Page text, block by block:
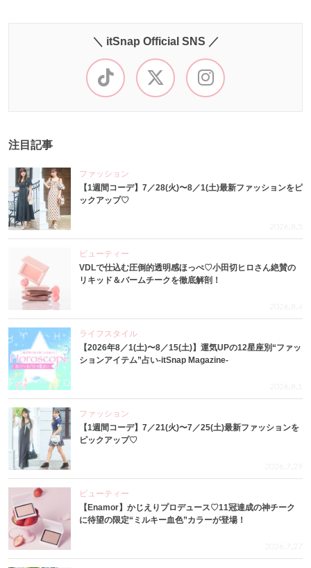
＼ itSnap Official SNS ／
注目記事
ファッション
【1週間コーデ】7／28(火)〜8／1(土)最新ファッションをピ
ックアップ♡
2026.8.5
ビューティー
VDLで仕込む圧倒的透明感ほっぺ♡小田切ヒロさん絶賛の
リキッド＆バームチークを徹底解剖！
2026.8.4
ライフスタイル
【2026年8／1(土)〜8／15(土)】運気UPの12星座別“ファッ
ションアイテム”占い-itSnap Magazine-
2026.8.1
ファッション
【1週間コーデ】7／21(火)〜7／25(土)最新ファッションを
ピックアップ♡
2026.7.29
ビューティー
【Enamor】かじえりプロデュース♡11冠達成の神チーク
に待望の限定“ミルキー血色”カラーが登場！
2026.7.27